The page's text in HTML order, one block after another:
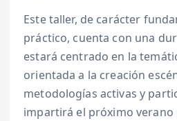
Este taller, de carácter
práctico, cuenta con una
estará centrado en la
orientada a la creación
metodologías activas y
impartirá el próximo verano